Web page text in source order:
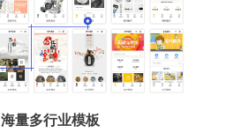
海量多行业模板